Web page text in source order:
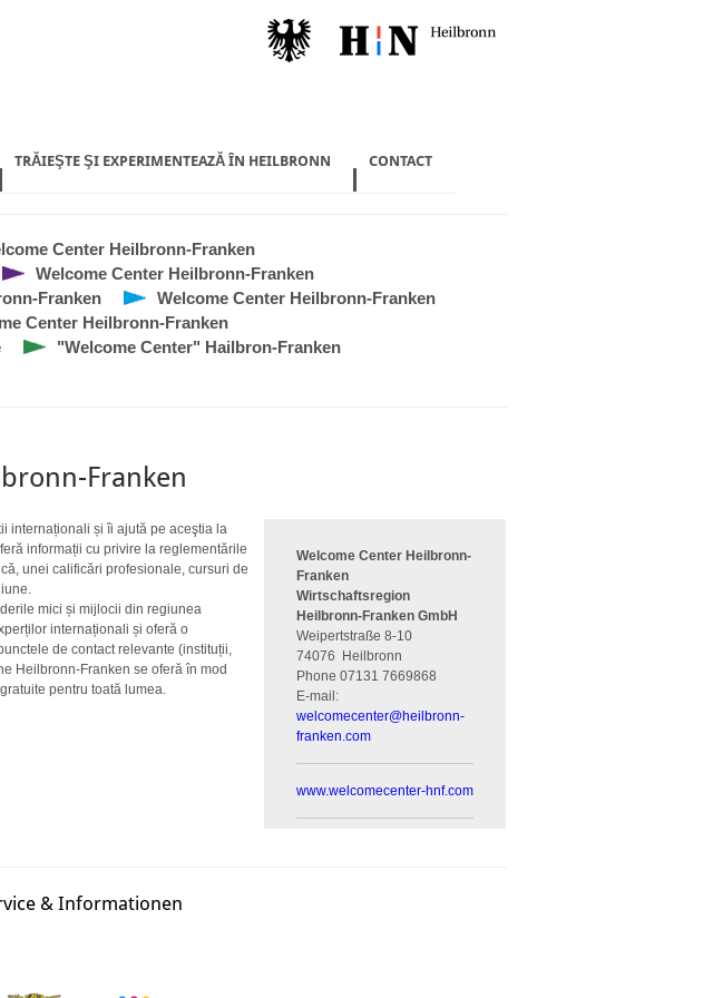
TRĂIEŞTE ŞI EXPERIMENTEAZĂ ÎN HEILBRONN CONTACT
Center Heilbronn-Franken
Welcome Center Heilbronn-Franken
Franken
Welcome Center Heilbronn-Franken
Center Heilbronn-Franken
"Welcome Center" Hailbron-Franken
Franken
internaționali și îi ajută pe aceştia la
informații cu privire la reglementările
unei calificări profesionale, cursuri de
mici și mijlocii din regiunea
internaționali și oferă o
de contact relevante (instituții,
Heilbronn-Franken se oferă în mod
pentru toată lumea.
Welcome Center Heilbronn-
Franken
Wirtschaftsregion
Heilbronn-Franken GmbH
Weipertstraße 8-10
74076
Heilbronn
Phone07131 7669868
E-mail:
welcomecenter@heilbronn-
franken.com
www.welcomecenter-hnf.com
& Informationen